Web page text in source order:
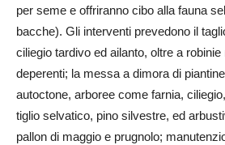
per seme e offriranno cibo alla fauna
bacche). Gli interventi prevedono il
ciliegio tardivo ed ailanto, oltre a
deperenti; la messa a dimora di
autoctone, arboree come farnia,
tiglio selvatico, pino silvestre, ed
pallon di maggio e prugnolo;